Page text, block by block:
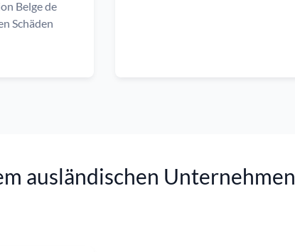
Belge de
Schäden
ausländischen Unternehmen